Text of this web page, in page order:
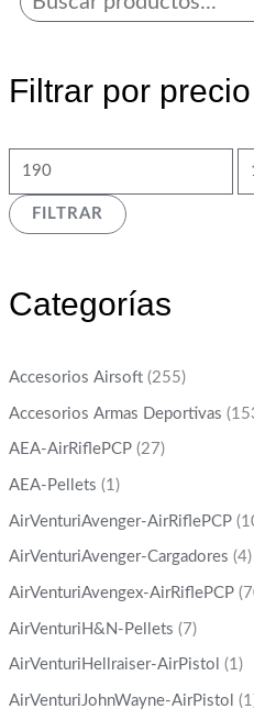
Filtrar por precio
FILTRAR
Categorías
Accesorios Airsoft (255)
Accesorios Armas Deportivas
AEA-AirRiflePCP (27)
AEA-Pellets (1)
AirVenturiAvenger-AirRiflePCP
AirVenturiAvenger-Cargadores (4)
AirVenturiAvengex-AirRiflePCP
AirVenturiH&N-Pellets (7)
AirVenturiHellraiser-AirPistol (1)
AirVenturiJohnWayne-AirPistol